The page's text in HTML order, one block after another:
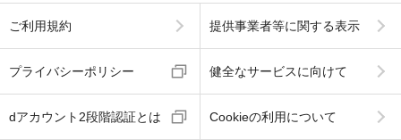
ご利用規約 提供事業者等に関する表示
プライバシーポリシー 健全なサービスに向けて
dアカウント2段階認証とは Cookieの利用について